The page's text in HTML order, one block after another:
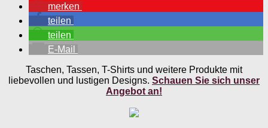
merken
teilen
teilen
E-Mail
Taschen, Tassen, T-Shirts und weitere Produkte mit
liebevollen und lustigen Designs. Schauen Sie sich unser
Angebot an!